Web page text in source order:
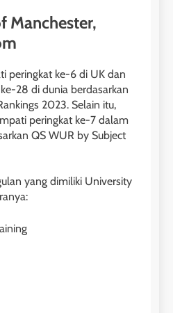
Peserta Kursus IELTS
INSTITUTE
Peserta Kursus IELTS
INSTITUTE
Manchester,
peringkat ke-6 di UK dan
28 di dunia berdasarkan
2023. Selain itu,
peringkat ke-7 dalam
QS WUR by Subject
yang dimiliki University